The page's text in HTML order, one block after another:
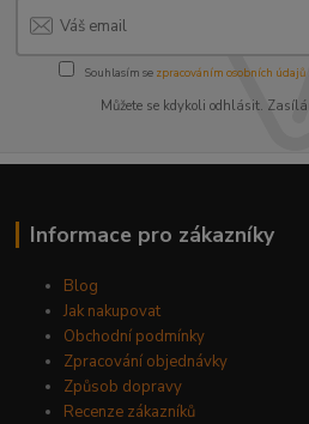
Souhlasím se zpracováním osobních údajů
Můžete se kdykoli odhlásit.
Informace pro zákazníky
Blog
Jak nakupovat
Obchodní podmínky
Zpracování objednávky
Způsob dopravy
Recenze zákazníků